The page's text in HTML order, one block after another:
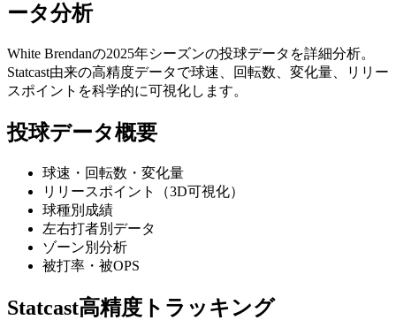
ータ分析
White Brendanの2025年シーズンの投球データを詳細分析。
Statcast由来の高精度データで球速、回転数、変化量、リリー
スポイントを科学的に可視化します。
投球データ概要
球速・回転数・変化量
リリースポイント（3D可視化）
球種別成績
左右打者別データ
ゾーン別分析
被打率・被OPS
Statcast高精度トラッキング